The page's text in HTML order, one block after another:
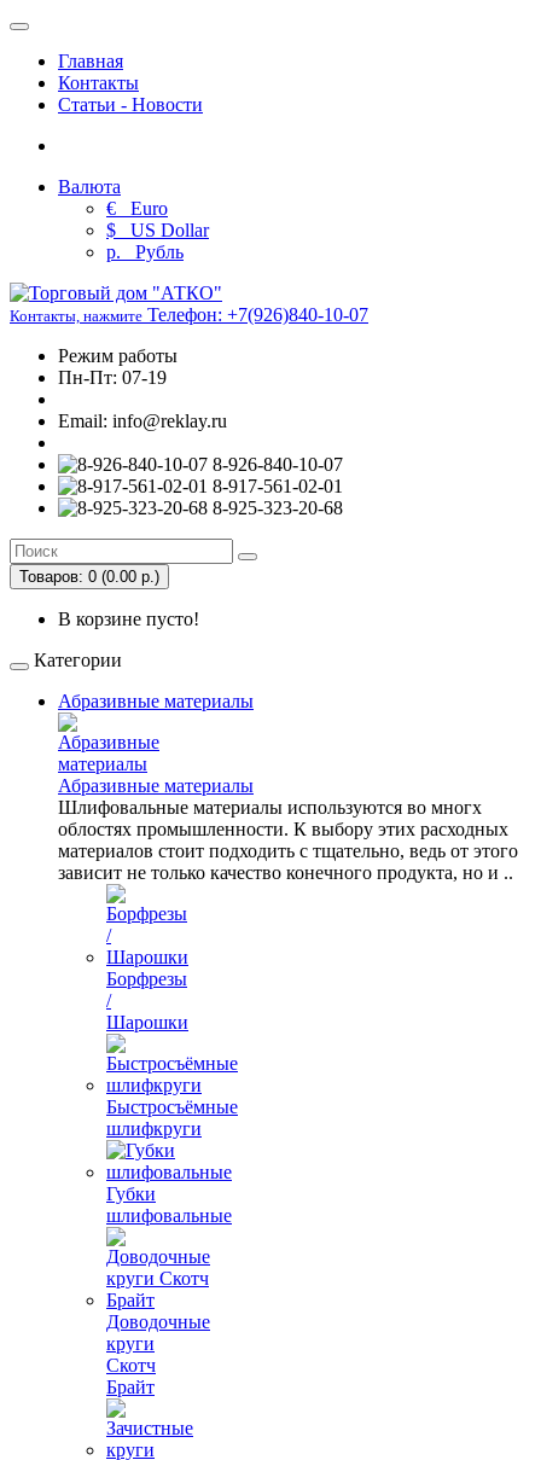
Главная
Контакты
Статьи - Новости
Валюта
€ Euro
$ US Dollar
р. Рубль
Контакты, нажмите Телефон: +7(926)840-10-07
Режим работы
Пн-Пт: 07-19
Email: info@reklay.ru
8-926-840-10-07
8-917-561-02-01
8-925-323-20-68
Товаров: 0 (0.00 р.)
В корзине пусто!
Категории
Абразивные материалы
Абразивные материалы
Шлифовальные материалы используются во многх
облостях промышленности. К выбору этих расходных
материалов стоит подходить с тщательно, ведь от этого
зависит не только качество конечного продукта, но и ..
Борфрезы
/
Шарошки
Быстросъёмные
шлифкруги
Губки
шлифовальные
Доводочные
круги
Скотч
Брайт